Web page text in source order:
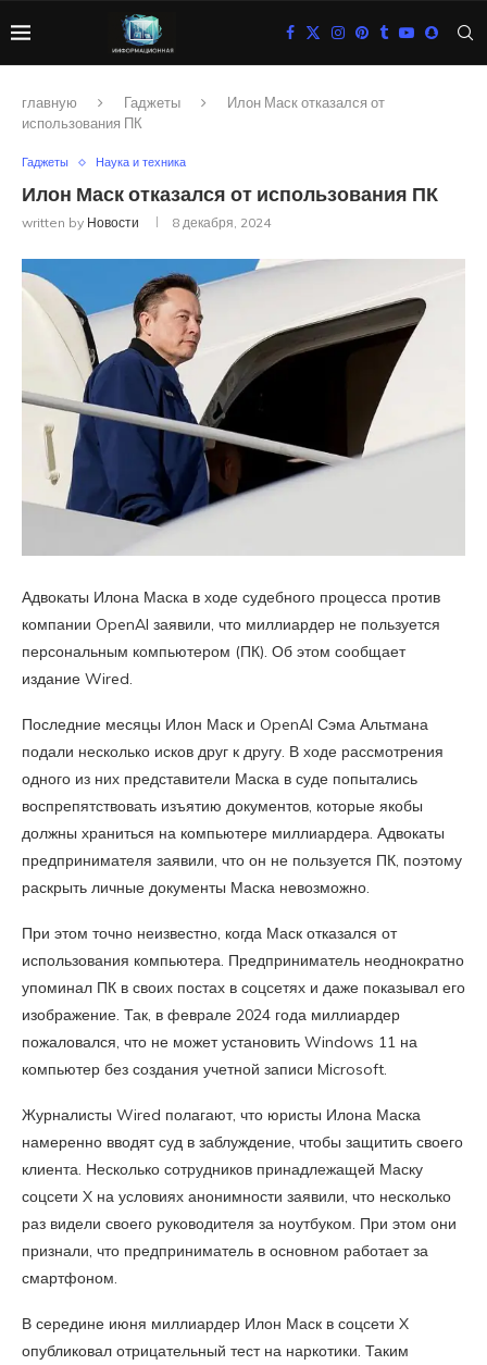
главную Гаджеты
Илон Маск отказался от
использования ПК
Гаджеты Наука и техника
Илон Маск отказался от использования ПК
written by Новости 8 декабря, 2024
Адвокаты Илона Маска в ходе судебного процесса против
компании OpenAI заявили, что миллиардер не пользуется
персональным компьютером (ПК). Об этом сообщает
издание Wired.
Последние месяцы Илон Маск и OpenAI Сэма Альтмана
подали несколько исков друг к другу. В ходе рассмотрения
одного из них представители Маска в суде попытались
воспрепятствовать изъятию документов, которые якобы
должны храниться на компьютере миллиардера. Адвокаты
предпринимателя заявили, что он не пользуется ПК, поэтому
раскрыть личные документы Маска невозможно.
При этом точно неизвестно, когда Маск отказался от
использования компьютера. Предприниматель неоднократно
упоминал ПК в своих постах в соцсетях и даже показывал его
изображение. Так, в феврале 2024 года миллиардер
пожаловался, что не может установить Windows 11 на
компьютер без создания учетной записи Microsoft.
Журналисты Wired полагают, что юристы Илона Маска
намеренно вводят суд в заблуждение, чтобы защитить своего
клиента. Несколько сотрудников принадлежащей Маску
соцсети X на условиях анонимности заявили, что несколько
раз видели своего руководителя за ноутбуком. При этом они
признали, что предприниматель в основном работает за
смартфоном.
В середине июня миллиардер Илон Маск в соцсети X
опубликовал отрицательный тест на наркотики. Таким